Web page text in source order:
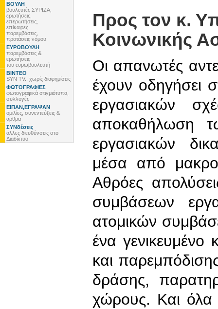
ΒΟΥΛΗ
βουλευτές ΣΥΡΙΖΑ,
ερωτήσεις,
επερωτήσεις,
επίκαιρες,
παρεμβάσεις,
προτάσεις νόμου
ΕΥΡΩΒΟΥΛΗ
παρεμβάσεις &
ερωτήσεις
του ευρωβουλευτή
ΒΙΝΤΕΟ
SYN TV.. χωρίς διαφημίσεις
ΦΩΤΟΓΡΑΦΙΕΣ
φωτογραφικά στιγμιότυπα,
συλλογές
ΕΙΠΑΝ,ΕΓΡΑΨΑΝ
ομιλίες, συνεντεύξεις &
άρθρα
ΣΥΝδέσεις
άλλες διευθύνσεις στο
Διαδίκτυο
Προς τον κ.
Κοινωνικής
Οι απανωτές
έχουν οδηγήσει
εργασιακών
αποκαθήλωση
εργασιακών
μέσα από
Αθρόες
συμβάσεων
ατομικών
ένα γενικευμένο
και
δράσης,
χώρους. Και όλα